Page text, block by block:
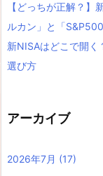
【どっちが正解？
ルカン」と「
新NISAはどこで開く
選び方
アーカイブ
2026年7月 (17)